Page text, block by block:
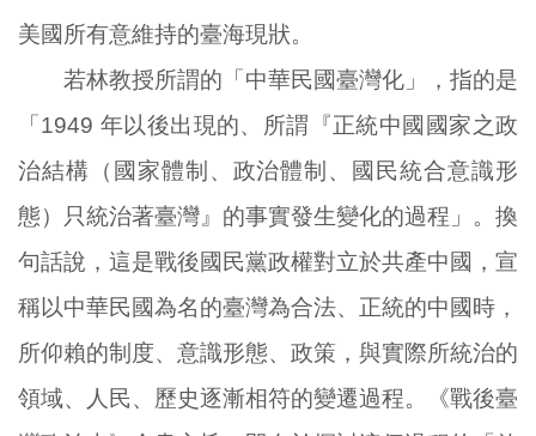
美國所有意維持的臺海現狀。
若林教授所謂的「中華民國臺灣化」，指的是
「1949 年以後出現的、所謂『正統中國國家之政
治結構（國家體制、政治體制、國民統合意識形
態）只統治著臺灣』的事實發生變化的過程」。換
句話說，這是戰後國民黨政權對立於共產中國，宣
稱以中華民國為名的臺灣為合法、正統的中國時，
所仰賴的制度、意識形態、政策，與實際所統治的
領域、人民、歷史逐漸相符的變遷過程。《戰後臺